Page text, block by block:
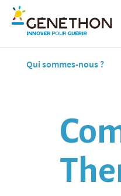
Qui sommes-nous ?